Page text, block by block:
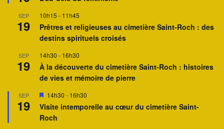
tn
a
a
t
SEP
19
10h15 - 11h45
Prêtres et religieuses au cimetière Saint-Roch : des
destins spirituels croisés
SEP
19
14h30 - 16h30
À la découverte du cimetière Saint-Roch : histoires
de vies et mémoire de pierre
SEP
19
M
s
e
14h30 - 16h30
Visite intemporelle au cœur du cimetière Saint-
Roch